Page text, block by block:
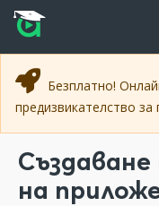
Прескочи към основното
Прескочи към навигацията
Безплатно!
предизвикателство за
на